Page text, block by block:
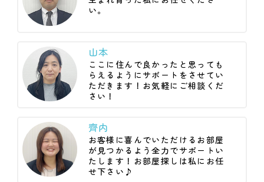
い。
山本
ここに住んで良かったと思っても
らえるようにサポートをさせてい
ただきます！お気軽にご相談くだ
さい！
齊内
お客様に喜んでいただけるお部屋
が見つかるよう全力でサポートい
たします！お部屋探しは私にお任
せ下さい♪